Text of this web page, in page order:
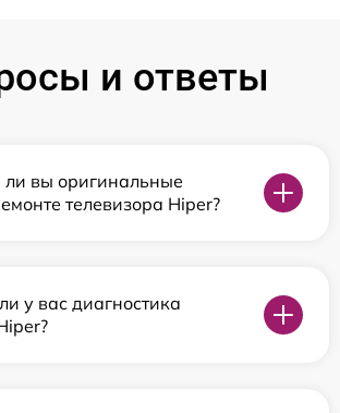
и ответы
ли вы оригинальные
телевизора Hiper?
у вас диагностика